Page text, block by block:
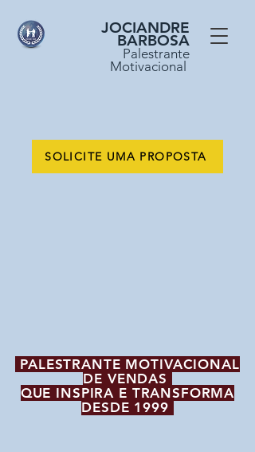
JOCIANDRE
BARBOSA
Palestrante
Motivacional
SOLICITE UMA PROPOSTA
PALESTRANTE MOTIVACIONAL
DE VENDAS
QUE INSPIRA E TRANSFORMA
DESDE 1999